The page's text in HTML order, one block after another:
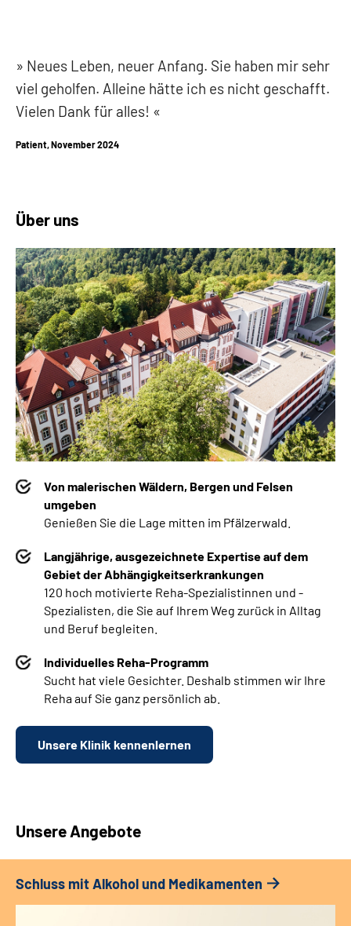
Neues Leben, neuer Anfang. Sie haben mir sehr
viel geholfen. Alleine hätte ich es nicht geschafft.
Vielen Dank für alles!
Patient, November 2024
Über uns
Von malerischen Wäldern, Bergen und Felsen
umgeben
Genießen Sie die Lage mitten im Pfälzerwald.
Langjährige, ausgezeichnete Expertise auf dem
Gebiet der Abhängigkeitserkrankungen
120 hoch motivierte Reha-Spezialistinnen und -
Spezialisten, die Sie auf Ihrem Weg zurück in Alltag
und Beruf begleiten.
Individuelles Reha-Programm
Sucht hat viele Gesichter. Deshalb stimmen wir Ihre
Reha auf Sie ganz persönlich ab.
Unsere Klinik kennenlernen
Unsere Angebote
Schluss mit Alkohol und Medikamenten